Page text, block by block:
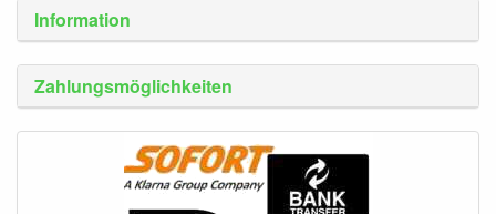
Information
Zahlungsmöglichkeiten